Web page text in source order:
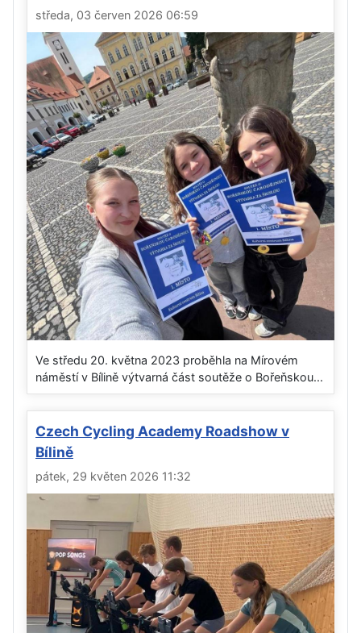
středa, 03 červen 2026 06:59
Ve středu 20. května 2023 proběhla na Mírovém
náměstí v Bílině výtvarná část soutěže o Bořeňskou...
Czech Cycling Academy Roadshow v
Bílině
pátek, 29 květen 2026 11:32